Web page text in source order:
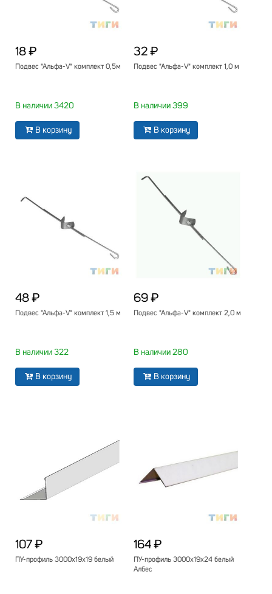
18 ₽
Подвес "Альфа-V" комплект 0,5м
В наличии 3420
В корзину
32 ₽
Подвес "Альфа-V" комплект 1,0 м
В наличии 399
В корзину
48 ₽
Подвес "Альфа-V" комплект 1,5 м
В наличии 322
В корзину
69 ₽
Подвес "Альфа-V" комплект 2,0 м
В наличии 280
В корзину
107 ₽
ПУ-профиль 3000х19х19 белый
164 ₽
ПУ-профиль 3000х19х24 белый
Албес